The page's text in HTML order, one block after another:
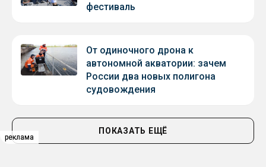
реклама
реклама
реклама
фестиваль
От одиночного дрона к
автономной акватории: зачем
России два новых полигона
судовождения
ПОКАЗАТЬ ЕЩЁ